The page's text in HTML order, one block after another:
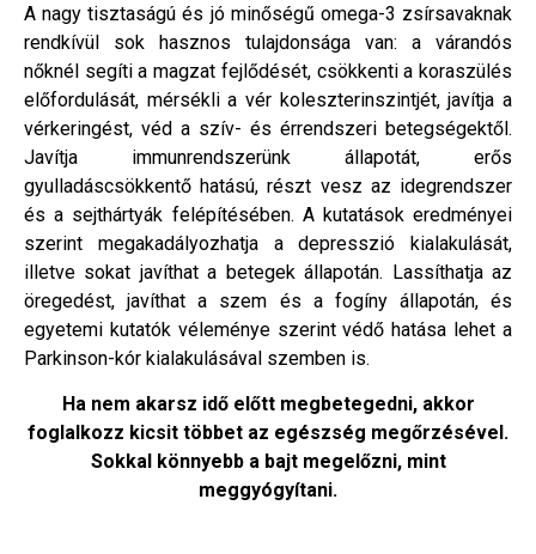
A nagy tisztaságú és jó minőségű omega-3 zsírsavaknak
rendkívül sok hasznos tulajdonsága van: a várandós
nőknél segíti a magzat fejlődését, csökkenti a koraszülés
előfordulását, mérsékli a vér koleszterinszintjét, javítja a
vérkeringést, véd a szív- és érrendszeri betegségektől.
Javítja immunrendszerünk állapotát, erős
gyulladáscsökkentő hatású, részt vesz az idegrendszer
és a sejthártyák felépítésében. A kutatások eredményei
szerint megakadályozhatja a depresszió kialakulását,
illetve sokat javíthat a betegek állapotán. Lassíthatja az
öregedést, javíthat a szem és a fogíny állapotán, és
egyetemi kutatók véleménye szerint védő hatása lehet a
Parkinson-kór kialakulásával szemben is.
Ha nem akarsz idő előtt megbetegedni, akkor
foglalkozz kicsit többet az egészség megőrzésével.
Sokkal könnyebb a bajt megelőzni, mint
meggyógyítani.